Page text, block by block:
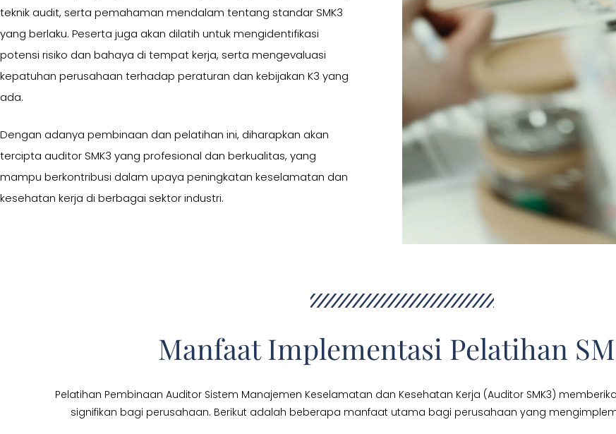
teknik audit, serta pemahaman mendalam tentang standar SMK3
yang berlaku. Peserta juga akan dilatih untuk mengidentifikasi
potensi risiko dan bahaya di tempat kerja, serta mengevaluasi
kepatuhan perusahaan terhadap peraturan dan kebijakan K3 yang
ada.
Dengan adanya pembinaan dan pelatihan ini, diharapkan akan
tercipta auditor SMK3 yang profesional dan berkualitas, yang
mampu berkontribusi dalam upaya peningkatan keselamatan dan
kesehatan kerja di berbagai sektor industri.
Manfaat Implementasi Pelatihan
Pelatihan Pembinaan Auditor Sistem Manajemen Keselamatan dan Kesehatan Kerja (Auditor SMK3)
signifikan bagi perusahaan. Berikut adalah beberapa manfaat utama bagi perusahaan yang